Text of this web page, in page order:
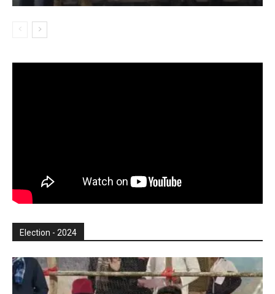
Election - 2024